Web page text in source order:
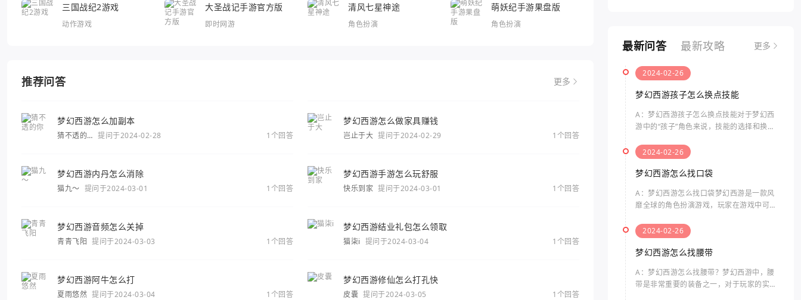
三国战纪2游戏
动作游戏
大圣战记手游官方版
即时网游
清风七星神途
角色扮演
萌妖纪手游果盘版
角色扮演
推荐问答 更多
梦幻西游怎么加副本
猜不透的
提问于2024-02-28 1个回答
梦幻西游怎么做家具赚钱
岂止于大 提问于2024-02-29 1个回答
梦幻西游内丹怎么消除
猫九～ 提问于2024-03-01 1个回答
梦幻西游手游怎么玩舒服
快乐到家 提问于2024-03-01 1个回答
梦幻西游音频怎么关掉
青青飞阳 提问于2024-03-03 1个回答
梦幻西游结业礼包怎么领取
猫柒i 提问于2024-03-04 1个回答
梦幻西游阿牛怎么打
夏雨悠然 提问于2024-03-04 1个回答
梦幻西游修仙怎么打孔快
皮囊 提问于2024-03-05 1个回答
最新问答 最新攻略 更多
2024-02-26
梦幻西游孩子怎么换点技能
A：梦幻西游孩子怎么换点技能对于梦幻西
游中的“孩子”角色来说，技能的选择和换点
分配技能点可以提升其战斗力和生存能力。
梦幻西游孩子怎么换点
2024-02-26
梦幻西游怎么找口袋
A：梦幻西游怎么找口袋梦幻西游是一款风
靡全球的角色扮演游戏，玩家在游戏中可以
法。而“口袋”指的是游戏中的一个特殊功
能，可以帮助玩家在游戏
2024-02-26
梦幻西游怎么找腰带
A：梦幻西游怎么找腰带？梦幻西游中，腰
带是非常重要的装备之一，对于玩家的实力